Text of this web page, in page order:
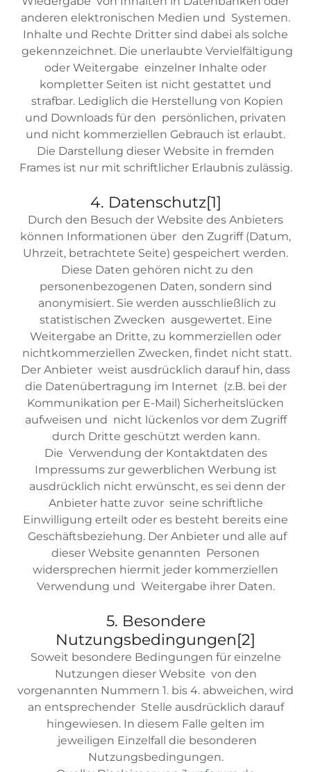
anderen elektronischen Medien und Systemen.
Inhalte und Rechte Dritter sind dabei als solche
gekennzeichnet. Die unerlaubte Vervielfältigung
oder Weitergabe einzelner Inhalte oder
kompletter Seiten ist nicht gestattet und
strafbar. Lediglich die Herstellung von Kopien
und Downloads für den persönlichen, privaten
und nicht kommerziellen Gebrauch ist erlaubt.
Die Darstellung dieser Website in fremden
Frames ist nur mit schriftlicher Erlaubnis zulässig.
4. Datenschutz[1]
Durch den Besuch der Website des Anbieters
können Informationen über den Zugriff (Datum,
Uhrzeit, betrachtete Seite) gespeichert werden.
Diese Daten gehören nicht zu den
personenbezogenen Daten, sondern sind
anonymisiert. Sie werden ausschließlich zu
statistischen Zwecken ausgewertet. Eine
Weitergabe an Dritte, zu kommerziellen oder
nichtkommerziellen Zwecken, findet nicht statt.
Der Anbieter weist ausdrücklich darauf hin, dass
die Datenübertragung im Internet (z.B. bei der
Kommunikation per E-Mail) Sicherheitslücken
aufweisen und nicht lückenlos vor dem Zugriff
durch Dritte geschützt werden kann.
Die Verwendung der Kontaktdaten des
Impressums zur gewerblichen Werbung ist
ausdrücklich nicht erwünscht, es sei denn der
Anbieter hatte zuvor seine schriftliche
Einwilligung erteilt oder es besteht bereits eine
Geschäftsbeziehung. Der Anbieter und alle auf
dieser Website genannten Personen
widersprechen hiermit jeder kommerziellen
Verwendung und Weitergabe ihrer Daten.
5. Besondere
Nutzungsbedingungen[2]
Soweit besondere Bedingungen für einzelne
Nutzungen dieser Website von den
vorgenannten Nummern 1. bis 4. abweichen, wird
an entsprechender Stelle ausdrücklich darauf
hingewiesen. In diesem Falle gelten im
jeweiligen Einzelfall die besonderen
Nutzungsbedingungen.